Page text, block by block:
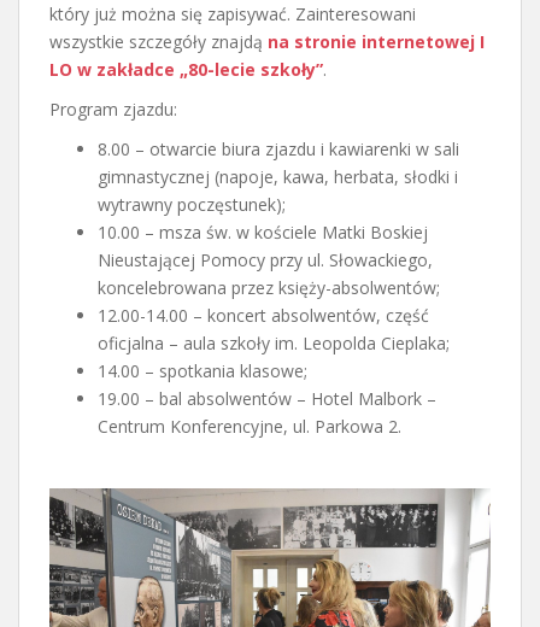
który już można się zapisywać. Zainteresowani
wszystkie szczegóły znajdą na stronie internetowej I
LO w zakładce „80-lecie szkoły”.
Program zjazdu:
8.00 – otwarcie biura zjazdu i kawiarenki w sali
gimnastycznej (napoje, kawa, herbata, słodki i
wytrawny poczęstunek);
10.00 – msza św. w kościele Matki Boskiej
Nieustającej Pomocy przy ul. Słowackiego,
koncelebrowana przez księży-absolwentów;
12.00-14.00 – koncert absolwentów, część
oficjalna – aula szkoły im. Leopolda Cieplaka;
14.00 – spotkania klasowe;
19.00 – bal absolwentów – Hotel Malbork –
Centrum Konferencyjne, ul. Parkowa 2.